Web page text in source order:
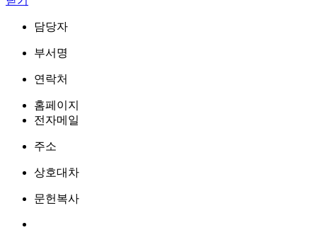
담당자
부서명
연락처
홈페이지
전자메일
주소
상호대차
문헌복사